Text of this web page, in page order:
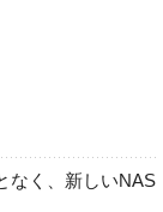
なく、新しいNAS